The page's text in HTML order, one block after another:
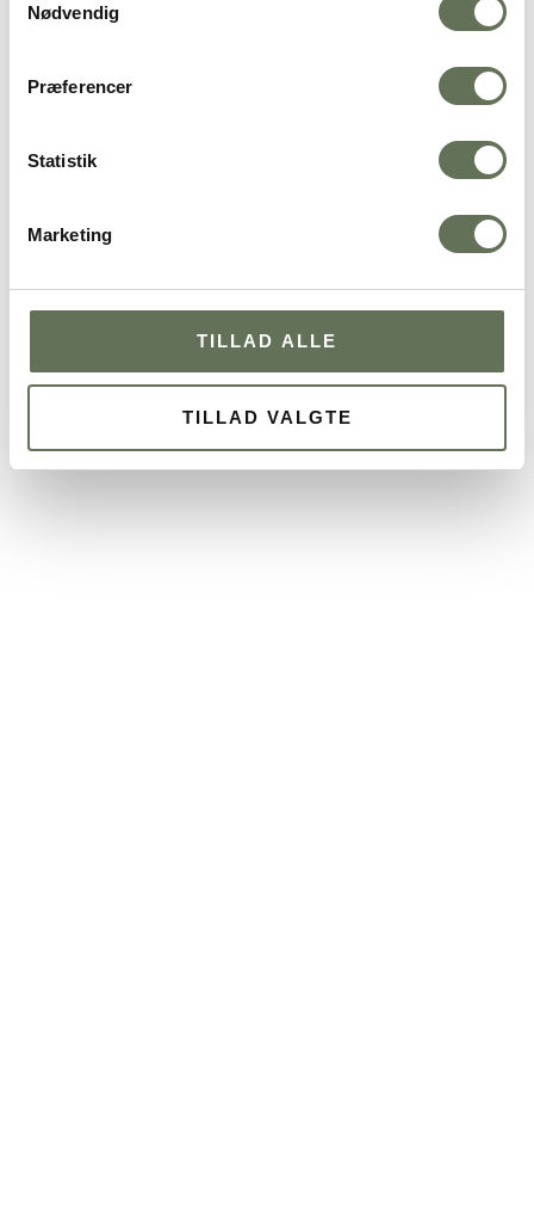
Nødvendig
Præferencer
Statistik
Marketing
TILLAD ALLE
TILLAD VALGTE